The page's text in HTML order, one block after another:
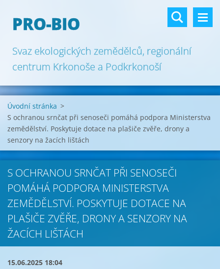
PRO-BIO
Svaz ekologických zemědělců, regionální
centrum Krkonoše a Podkrkonoší
Úvodní stránka >
S ochranou srnčat při senoseči pomáhá podpora Ministerstva
zemědělství. Poskytuje dotace na plašiče zvěře, drony a
senzory na žacích lištách
S OCHRANOU SRNČAT PŘI SENOSEČI
POMÁHÁ PODPORA MINISTERSTVA
ZEMĚDĚLSTVÍ. POSKYTUJE DOTACE NA
PLAŠIČE ZVĚŘE, DRONY A SENZORY NA
ŽACÍCH LIŠTÁCH
15.06.2025 18:04